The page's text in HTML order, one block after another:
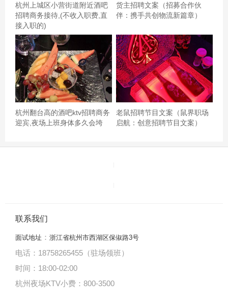
在網上看到有人介紹這家店唱歌+自助餐一百人民幣也不用
就去試一下。原來跟朋友想在點評先訂房，可是只接受3人
以上預約，我們只有兩人所以就放棄改為到現場預約。環
杭州上城区小营街道附近酒吧
招聘商务接待,(不收入职费,直
接入职的)
货主招聘文案（招募合作伙
伴：携手共创物流新篇章）
杭州翻台高的酒吧ktv招聘商务
迎宾,夜场上班身体多久会垮
老鼠招聘节目文案（鼠界职场
启航：创意招聘节目文案）
联系我们
面试地址 ： 浙江省杭州市西湖区保俶路3号
电话：18758265455（驻场领班）
时间：18:00-02:00
杭州夜场KTV小费：800-3500